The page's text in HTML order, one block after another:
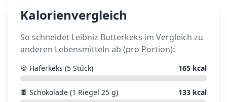
Kalorienvergleich
So schneidet Leibniz Butterkeks im Vergleich zu
anderen Lebensmitteln ab (pro Portion):
🍪 Haferkeks (5 Stück) 165 kcal
🍫 Schokolade (1 Riegel 25 g) 133 kcal